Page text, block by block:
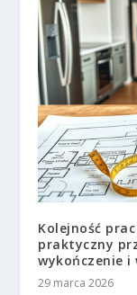
Kolejność
praktyczny
wykończenie i
29 marca 2026